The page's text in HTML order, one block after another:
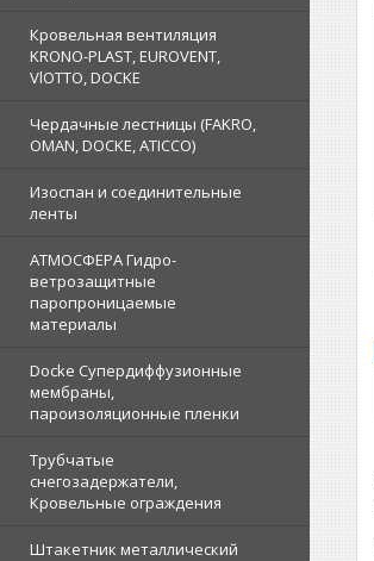
Кровельная вентиляция
KRONO-PLAST, EUROVENT,
VlOTTO, DOCKE
Чердачные лестницы (FAKRO,
OMAN, DOCKE, ATICCO)
Изоспан и соединительные
ленты
АТМОСФЕРА Гидро-
ветрозащитные
паропроницаемые
материалы
Docke Супердиффузионные
мембраны,
пароизоляционные пленки
Трубчатые
снегозадержатели,
Кровельные ограждения
Штакетник металлический